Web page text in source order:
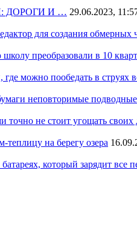
ДОРОГИ И … 29.06.2023,
для создания обмерных
преобразовали в 10
можно пообедать в струях
неповторимые
точно не стоит угощать
на берегу озера
который зарядит все